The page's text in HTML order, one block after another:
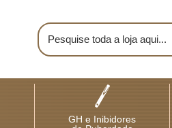
GH e Inibidores